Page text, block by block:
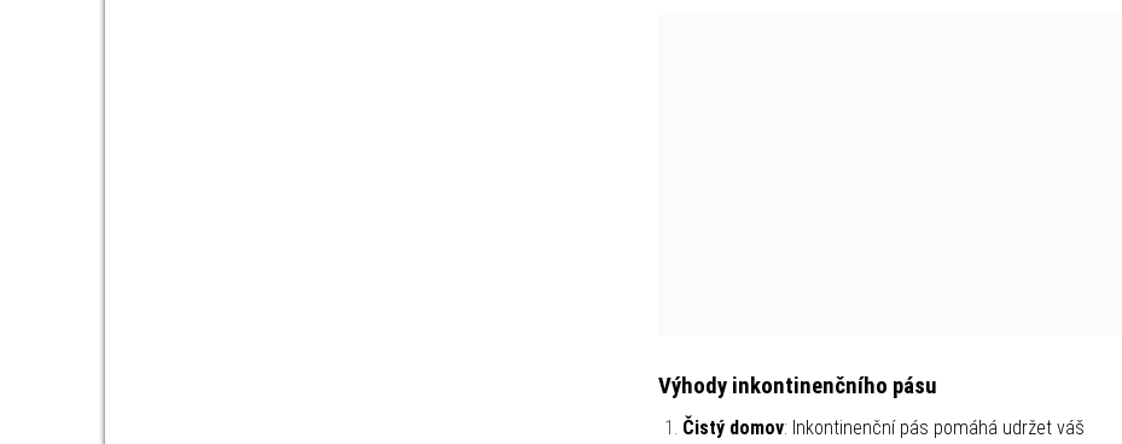
Výhody inkontinenčního pásu
Čistý domov: Inkontinenční pás pomáhá udržet váš